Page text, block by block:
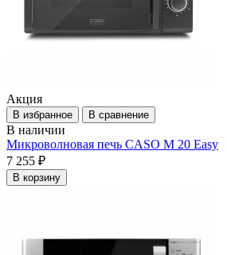
Акция
В избранное В сравнение
В наличии
Микроволновая печь CASO M 20 Easy
7 255 ₽
В корзину